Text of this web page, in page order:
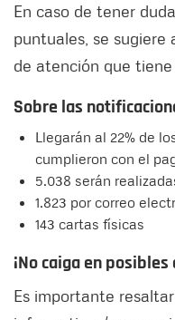
En caso de tener
puntuales, se sugiere
de atención que
Sobre las
Llegarán al 22% de
cumplieron con el
5.038 serán
1.823 por correo
143 cartas físicas
¡No caiga en
Es importante